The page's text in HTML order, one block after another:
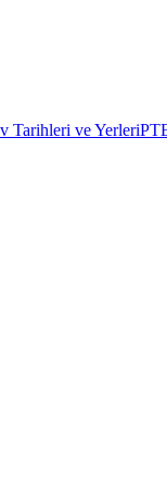
Tarihleri ve Yerleri